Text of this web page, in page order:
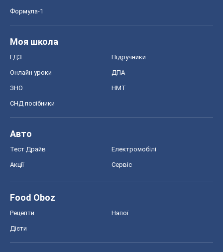
Формула-1
Моя школа
ГДЗ Підручники
Онлайн уроки ДПА
ЗНО НМТ
СНД посібники
Авто
Тест Драйв Електромобілі
Акції Сервіс
Food Oboz
Рецепти Напої
Дієти